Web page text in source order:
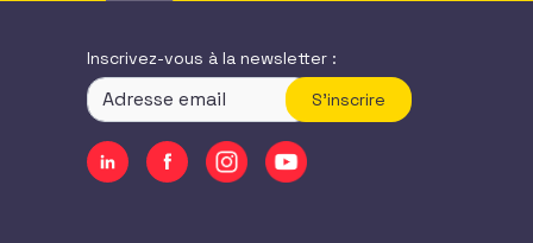
Inscrivez-vous à la newsletter :
S'inscrire